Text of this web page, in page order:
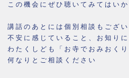
この機会にぜひ聴いてみてはい
講話のあとには個別相談もござ
不安に感じていること、お知り
わたくしども「お寺でおみおくり
何なりとご相談ください